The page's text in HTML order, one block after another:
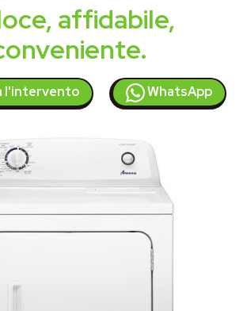
affidabile,
l'intervento WhatsApp